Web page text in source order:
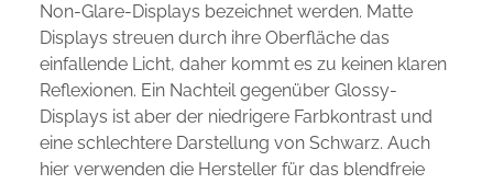
Non-Glare-Displays bezeichnet werden. Matte
Displays streuen durch ihre Oberfläche das
einfallende Licht, daher kommt es zu keinen klaren
Reflexionen. Ein Nachteil gegenüber Glossy-
Displays ist aber der niedrigere Farbkontrast und
eine schlechtere Darstellung von Schwarz. Auch
hier verwenden die Hersteller für das blendfreie